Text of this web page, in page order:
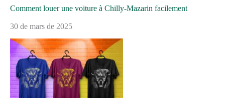
Comment louer une voiture à Chilly-Mazarin facilement
30 de mars de 2025